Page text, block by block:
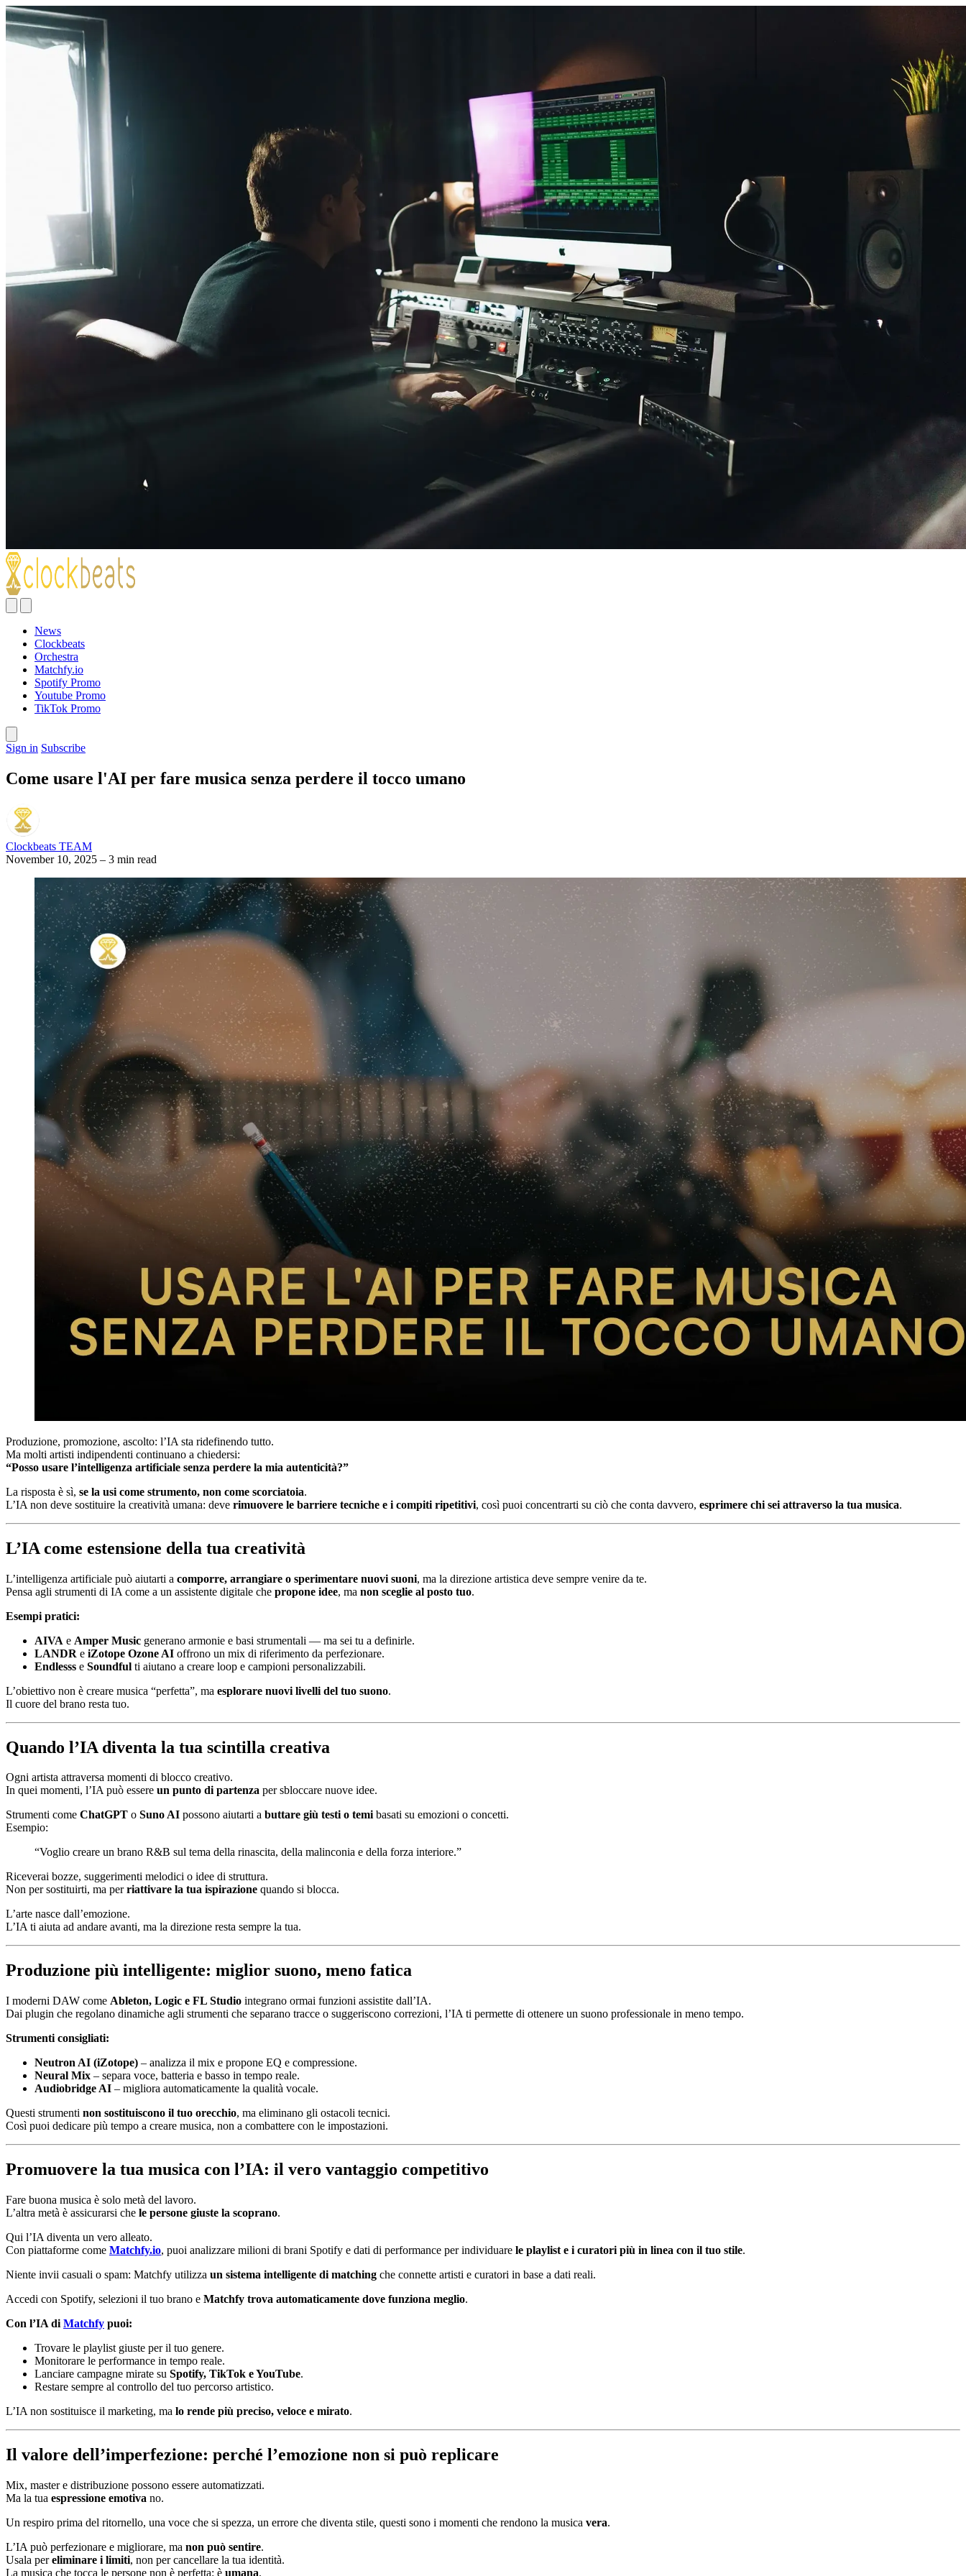
News
Clockbeats
Orchestra
Matchfy.io
Spotify Promo
Youtube Promo
TikTok Promo
Sign in Subscribe
Come usare l'AI per fare musica senza perdere il tocco umano
Clockbeats TEAM
November 10, 2025 – 3 min read
Produzione, promozione, ascolto: l’IA sta ridefinendo tutto.
Ma molti artisti indipendenti continuano a chiedersi:
“Posso usare l’intelligenza artificiale senza perdere la mia autenticità?”
La risposta è sì, se la usi come strumento, non come scorciatoia.
L’IA non deve sostituire la creatività umana: deve rimuovere le barriere tecniche e i compiti ripetitivi, così puoi concentrarti su ciò che conta davvero, esprimere chi sei attraverso la tua musica.
L’IA come estensione della tua creatività
L’intelligenza artificiale può aiutarti a comporre, arrangiare o sperimentare nuovi suoni, ma la direzione artistica deve sempre venire da te.
Pensa agli strumenti di IA come a un assistente digitale che propone idee, ma non sceglie al posto tuo.
Esempi pratici:
AIVA e Amper Music generano armonie e basi strumentali — ma sei tu a definirle.
LANDR e iZotope Ozone AI offrono un mix di riferimento da perfezionare.
Endlesss e Soundful ti aiutano a creare loop e campioni personalizzabili.
L’obiettivo non è creare musica “perfetta”, ma esplorare nuovi livelli del tuo suono.
Il cuore del brano resta tuo.
Quando l’IA diventa la tua scintilla creativa
Ogni artista attraversa momenti di blocco creativo.
In quei momenti, l’IA può essere un punto di partenza per sbloccare nuove idee.
Strumenti come ChatGPT o Suno AI possono aiutarti a buttare giù testi o temibasati su emozioni o concetti.
Esempio:
“Voglio creare un brano R&B sul tema della rinascita, della malinconia e della forza interiore.”
Riceverai bozze, suggerimenti melodici o idee di struttura.
Non per sostituirti, ma perriattivare la tua ispirazione quando si blocca.
L’arte nasce dall’emozione.
L’IA ti aiuta ad andare avanti, ma la direzione resta sempre la tua.
Produzione più intelligente: miglior suono, meno fatica
I moderni DAW come Ableton, Logic e FL Studio integrano ormai funzioni assistite dall’IA.
Dai plugin che regolano dinamiche agli strumenti che separano tracce o suggeriscono correzioni, l’IA ti permette di ottenere un suono professionale in meno tempo.
Strumenti consigliati:
Neutron AI (iZotope) – analizza il mix e propone EQ e compressione.
Neural Mix – separa voce, batteria e basso in tempo reale.
Audiobridge AI – migliora automaticamente la qualità vocale.
Questi strumenti non sostituiscono il tuo orecchio, ma eliminano gli ostacoli tecnici.
Così puoi dedicare più tempo a creare musica, non a combattere con le impostazioni.
Promuovere la tua musica con l’IA: il vero vantaggio competitivo
Fare buona musica è solo metà del lavoro.
L’altra metà è assicurarsi che le persone giuste la scoprano.
Qui l’IA diventa un vero alleato.
Con piattaforme come Matchfy.io, puoi analizzare milioni di brani Spotify e dati di performance per individuare le playlist e i curatori più in linea con il tuo stile.
Niente invii casuali o spam: Matchfy utilizza un sistema intelligente di matching che connette artisti e curatori in base a dati reali.
Accedi con Spotify, selezioni il tuo brano e Matchfy trova automaticamente dove funziona meglio.
Con l’IA di Matchfy puoi:
Trovare le playlist giuste per il tuo genere.
Monitorare le performance in tempo reale.
Lanciare campagne mirate su Spotify, TikTok e YouTube.
Restare sempre al controllo del tuo percorso artistico.
L’IA non sostituisce il marketing, ma lo rende più preciso, veloce e mirato.
Il valore dell’imperfezione: perché l’emozione non si può replicare
Mix, master e distribuzione possono essere automatizzati.
Ma la tua espressione emotiva no.
Un respiro prima del ritornello, una voce che si spezza, un errore che diventa stile, questi sono i momenti che rendono la musica vera.
L’IA può perfezionare e migliorare, ma non può sentire.
Usala pereliminare i limiti, non per cancellare la tua identità.
La musica che tocca le persone non è perfetta: è umana.